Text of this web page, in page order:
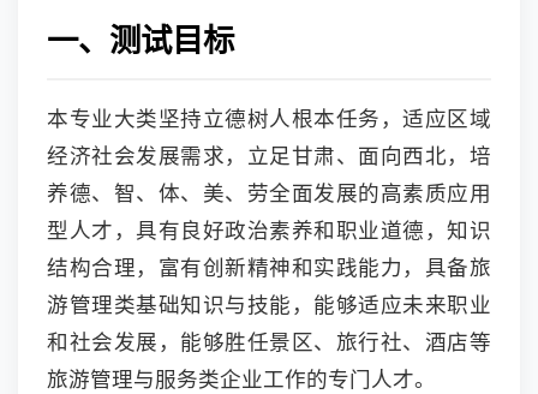
一、测试目标
本专业大类坚持立德树人根本任务，适应区域
经济社会发展需求，立足甘肃、面向西北，培
养德、智、体、美、劳全面发展的高素质应用
型人才，具有良好政治素养和职业道德，知识
结构合理，富有创新精神和实践能力，具备旅
游管理类基础知识与技能，能够适应未来职业
和社会发展，能够胜任景区、旅行社、酒店等
旅游管理与服务类企业工作的专门人才。